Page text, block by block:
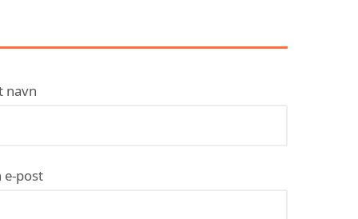
navn
e-post